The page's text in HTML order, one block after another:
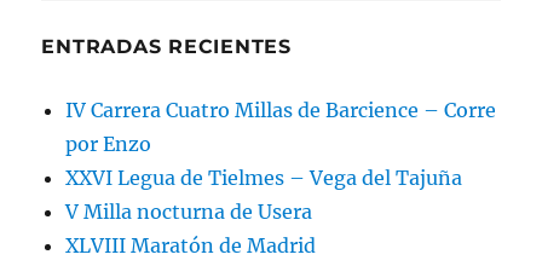
ENTRADAS RECIENTES
IV Carrera Cuatro Millas de Barcience – Corre
por Enzo
XXVI Legua de Tielmes – Vega del Tajuña
V Milla nocturna de Usera
XLVIII Maratón de Madrid